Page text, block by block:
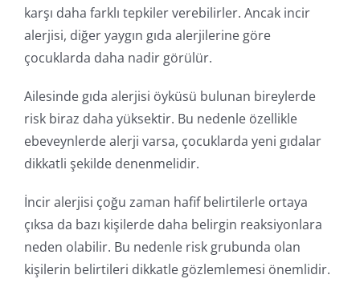
karşı daha farklı tepkiler verebilirler. Ancak incir
alerjisi, diğer yaygın gıda alerjilerine göre
çocuklarda daha nadir görülür.
Ailesinde gıda alerjisi öyküsü bulunan bireylerde
risk biraz daha yüksektir. Bu nedenle özellikle
ebeveynlerde alerji varsa, çocuklarda yeni gıdalar
dikkatli şekilde denenmelidir.
İncir alerjisi çoğu zaman hafif belirtilerle ortaya
çıksa da bazı kişilerde daha belirgin reaksiyonlara
neden olabilir. Bu nedenle risk grubunda olan
kişilerin belirtileri dikkatle gözlemlemesi önemlidir.